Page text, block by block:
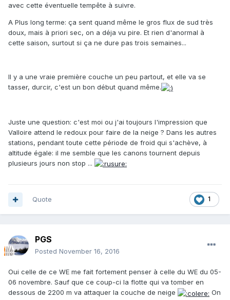
avec cette éventuelle tempête à suivre.
A Plus long terme: ça sent quand même le gros flux de sud très
doux, mais à priori sec, on a déja vu pire. Et rien d'anormal à
cette saison, surtout si ça ne dure pas trois semaines...
Il y a une vraie première couche un peu partout, et elle va se
tasser, durcir, c'est un bon début quand même.
Juste une question: c'est moi ou j'ai toujours l'impression que
Valloire attend le redoux pour faire de la neige ? Dans les autres
stations, pendant toute cette période de froid qui s'achève, à
altitude égale: il me semble que les canons tournent depuis
plusieurs jours non stop ...
1
Quote
PGS
Posted November 16, 2016
Oui celle de ce WE me fait fortement penser à celle du WE du 05-
06 novembre. Sauf que ce coup-ci la flotte qui va tomber en
dessous de 2200 m va attaquer la couche de neige
On